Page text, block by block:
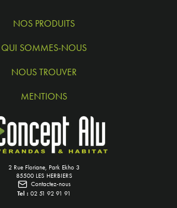
NOS PRODUITS
QUI SOMMES-NOUS
NOUS TROUVER
MENTIONS
2 Rue Floriane, Park Ekho 3
85500 LES HERBIERS
Contactez-nous
Tel : 02 51 92 91 91